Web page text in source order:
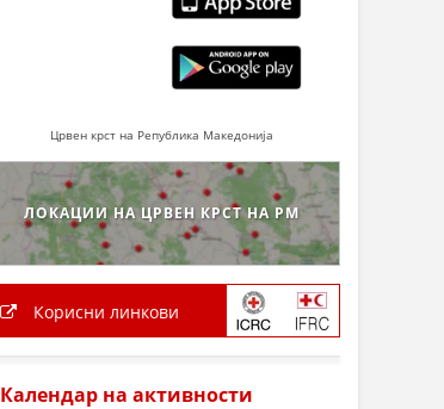
Црвен крст на Република Македонија
ЛОКАЦИИ НА ЦРВЕН КРСТ НА РМ
Корисни линкови
Календар на активности